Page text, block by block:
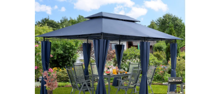
HVIEZDIČIEK.